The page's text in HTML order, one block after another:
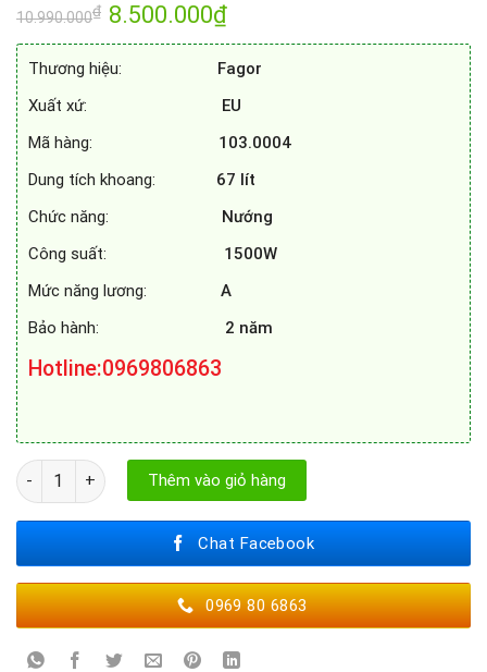
10.990.000₫ Giá
gốc
là:
8.500.000₫Giá
tại
8.500.000₫.
Thương hiệu:
Fagor
Xuất xứ:
EU
Mã hàng: 103.0004
Dung tích khoang:
67 lít
Chức năng:
Nướng
Công suất:
1500W
Mức năng lương: A
Bảo hành:
2 năm
Hotline:0969806863
LÒ NƯỚNG FAGOR 8H - 115BSM A số lượng
Thêm vào giỏ hàng
Chat Facebook
0969 80 6863